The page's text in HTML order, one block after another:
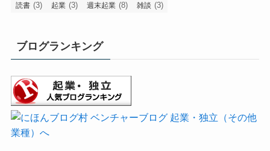
読書 (3) 起業 (3) 週末起業 (8) 雑談 (3)
ブログランキング